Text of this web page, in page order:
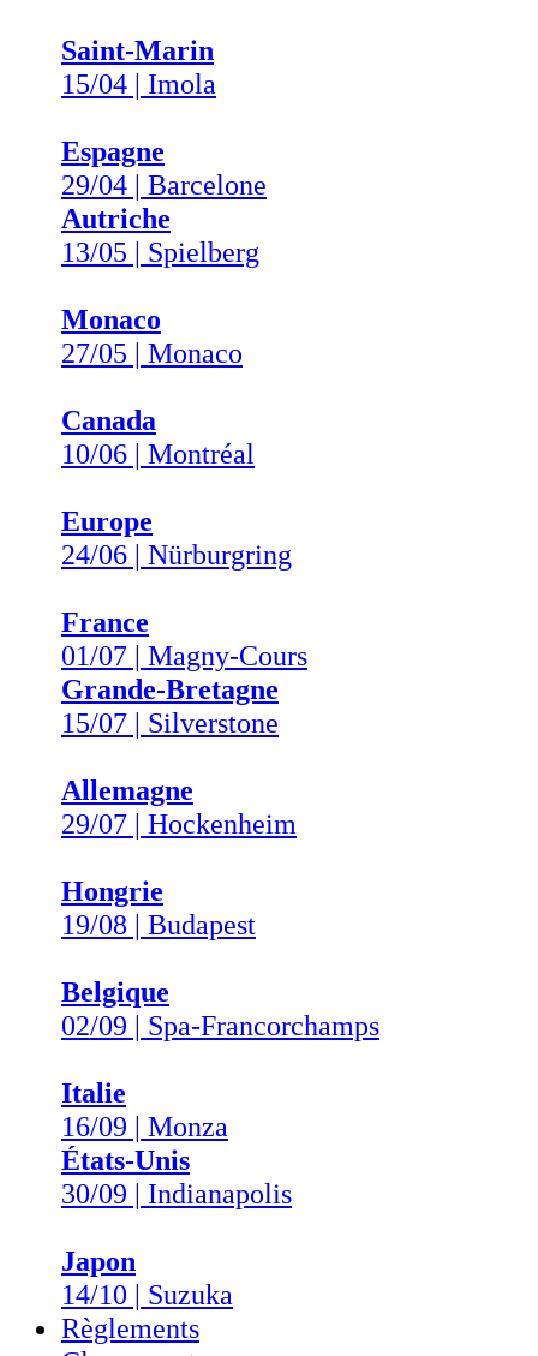
Saint-Marin
15/04 | Imola
Espagne
29/04 | Barcelone
Autriche
13/05 | Spielberg
Monaco
27/05 | Monaco
Canada
10/06 | Montréal
Europe
24/06 | Nürburgring
France
01/07 | Magny-Cours
Grande-Bretagne
15/07 | Silverstone
Allemagne
29/07 | Hockenheim
Hongrie
19/08 | Budapest
Belgique
02/09 | Spa-Francorchamps
Italie
16/09 | Monza
États-Unis
30/09 | Indianapolis
Japon
14/10 | Suzuka
Règlements